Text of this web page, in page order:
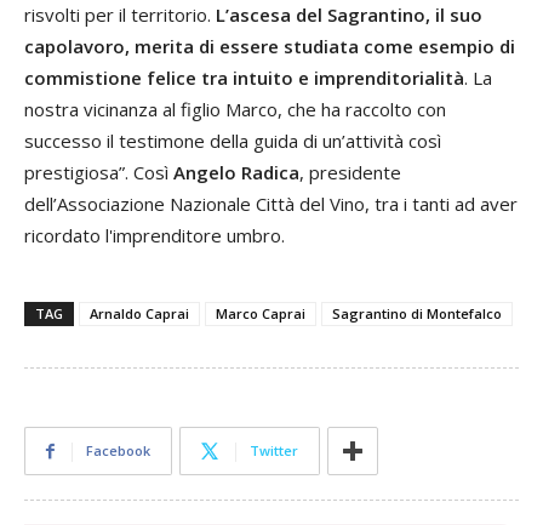
risvolti per il territorio. L’ascesa del Sagrantino, il suo
capolavoro, merita di essere studiata come esempio di
commistione felice tra intuito e imprenditorialità. La
nostra vicinanza al figlio Marco, che ha raccolto con
successo il testimone della guida di un’attività così
prestigiosa”. Così Angelo Radica, presidente
dell’Associazione Nazionale Città del Vino, tra i tanti ad aver
ricordato l'imprenditore umbro.
TAG Arnaldo Caprai Marco Caprai Sagrantino di Montefalco
Facebook Twitter